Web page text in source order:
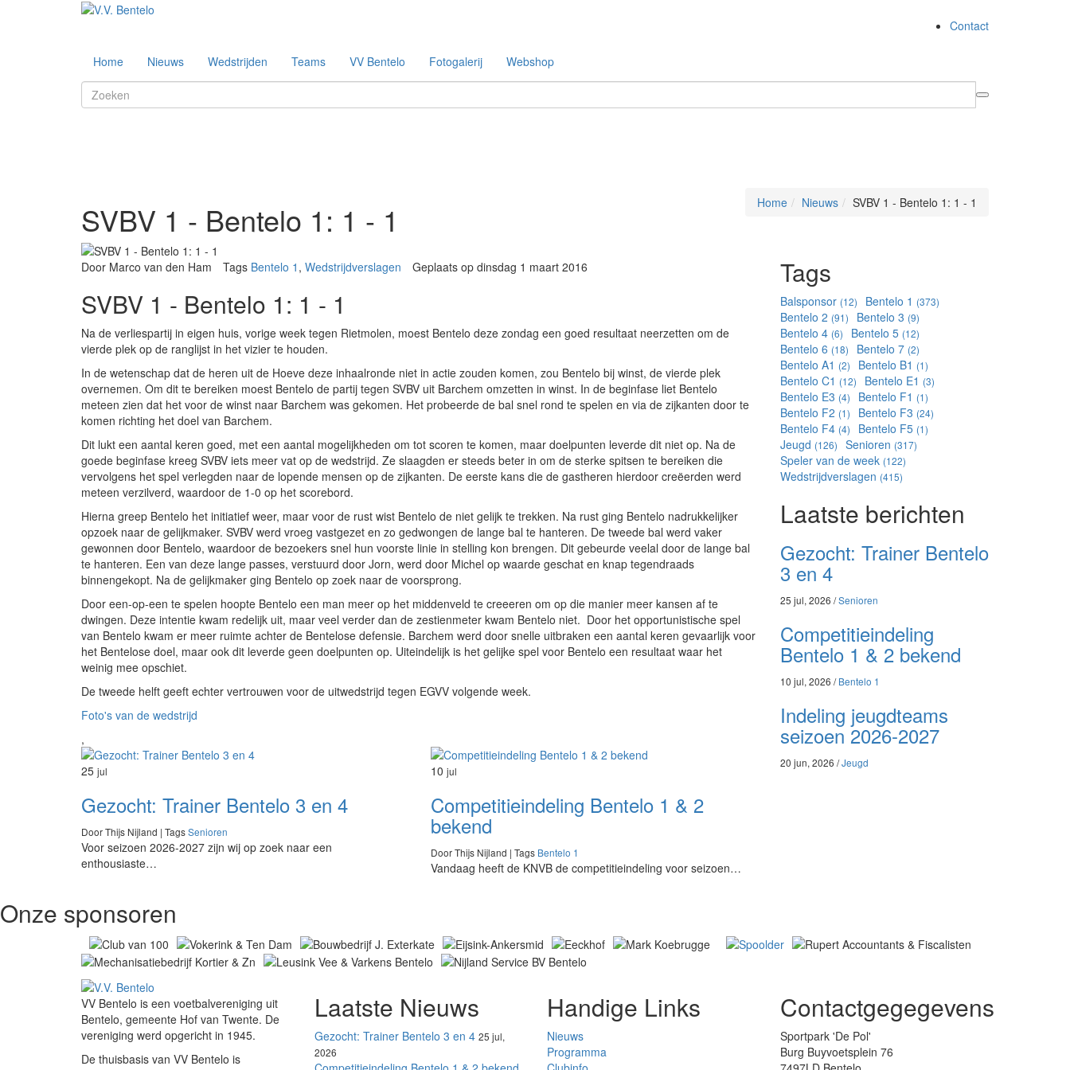
Contact
Home Nieuws Wedstrijden Teams VV Bentelo Fotogalerij Webshop
SVBV 1 - Bentelo 1: 1 - 1 Home Nieuws SVBV 1 - Bentelo 1: 1 - 1
Door Marco van den Ham Tags Bentelo 1 , Wedstrijdverslagen Geplaats op dinsdag 1 maart 2016
SVBV 1 - Bentelo 1: 1 - 1
Na de verliespartij in eigen huis, vorige week tegen Rietmolen, moest Bentelo deze zondag een goed resultaat neerzetten om de
vierde plek op de ranglijst in het vizier te houden.
In de wetenschap dat de heren uit de Hoeve deze inhaalronde niet in actie zouden komen, zou Bentelo bij winst, de vierde plek
overnemen. Om dit te bereiken moest Bentelo de partij tegen SVBV uit Barchem omzetten in winst. In de beginfase liet Bentelo
meteen zien dat het voor de winst naar Barchem was gekomen. Het probeerde de bal snel rond te spelen en via de zijkanten door te
komen richting het doel van Barchem.
Dit lukt een aantal keren goed, met een aantal mogelijkheden om tot scoren te komen, maar doelpunten leverde dit niet op. Na de
goede beginfase kreeg SVBV iets meer vat op de wedstrijd. Ze slaagden er steeds beter in om de sterke spitsen te bereiken die
vervolgens het spel verlegden naar de lopende mensen op de zijkanten. De eerste kans die de gastheren hierdoor creëerden werd
meteen verzilverd, waardoor de 1-0 op het scorebord.
Hierna greep Bentelo het initiatief weer, maar voor de rust wist Bentelo de niet gelijk te trekken. Na rust ging Bentelo nadrukkelijker
opzoek naar de gelijkmaker. SVBV werd vroeg vastgezet en zo gedwongen de lange bal te hanteren. De tweede bal werd vaker
gewonnen door Bentelo, waardoor de bezoekers snel hun voorste linie in stelling kon brengen. Dit gebeurde veelal door de lange bal
te hanteren. Een van deze lange passes, verstuurd door Jorn, werd door Michel op waarde geschat en knap tegendraads
binnengekopt. Na de gelijkmaker ging Bentelo op zoek naar de voorsprong.
Door een-op-een te spelen hoopte Bentelo een man meer op het middenveld te creeeren om op die manier meer kansen af te
dwingen. Deze intentie kwam redelijk uit, maar veel verder dan de zestienmeter kwam Bentelo niet. Door het opportunistische spel
van Bentelo kwam er meer ruimte achter de Bentelose defensie. Barchem werd door snelle uitbraken een aantal keren gevaarlijk voor
het Bentelose doel, maar ook dit leverde geen doelpunten op. Uiteindelijk is het gelijke spel voor Bentelo een resultaat waar het
weinig mee opschiet.
De tweede helft geeft echter vertrouwen voor de uitwedstrijd tegen EGVV volgende week.
Foto's van de wedstrijd
,
25 jul
Gezocht: Trainer Bentelo 3 en 4
Door Thijs Nijland | TagsSenioren
Voor seizoen 2026-2027 zijn wij op zoek naar een
enthousiaste…
10 jul
Competitieindeling Bentelo 1 & 2
bekend
Door Thijs Nijland | Tags Bentelo 1
Vandaag heeft de KNVB de competitieindeling voor seizoen…
Tags
Balsponsor (12) Bentelo 1 (373)
Bentelo 2 (91) Bentelo 3 (9)
Bentelo 4 (6) Bentelo 5 (12)
Bentelo 6 (18) Bentelo 7 (2)
Bentelo A1 (2) Bentelo B1 (1)
Bentelo C1 (12) Bentelo E1 (3)
Bentelo E3 (4) Bentelo F1 (1)
Bentelo F2 (1) Bentelo F3 (24)
Bentelo F4 (4) Bentelo F5 (1)
Jeugd (126) Senioren (317)
Speler van de week (122)
Wedstrijdverslagen (415)
Laatste berichten
Gezocht: Trainer Bentelo
3 en 4
25 jul, 2026 /Senioren
Competitieindeling
Bentelo 1 & 2 bekend
10 jul, 2026 /Bentelo 1
Indeling jeugdteams
seizoen 2026-2027
20 jun, 2026 /Jeugd
Onze sponsoren
VV Bentelo is een voetbalvereniging uit
Bentelo, gemeente Hof van Twente. De
vereniging werd opgericht in 1945.
De thuisbasis van VV Bentelo is
Laatste Nieuws
Gezocht: Trainer Bentelo 3 en 4 25 jul,
2026
Handige Links
Nieuws
Programma
Contactgegegevens
Sportpark 'De Pol'
Burg Buyvoetsplein 76